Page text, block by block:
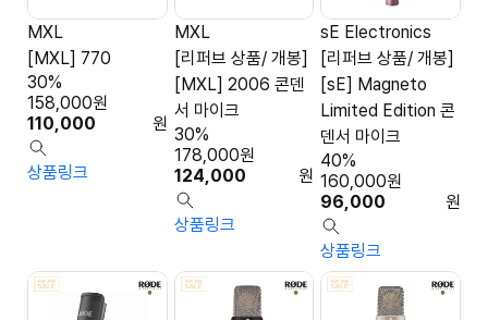
MXL
[MXL] 770
110,000 원
158,000원
30%
상품링크
MXL
[리퍼브 상품/ 개봉]
[MXL] 2006 콘덴
서 마이크
124,000 원
178,000원
30%
상품링크
sE Electronics
[리퍼브 상품/ 개봉]
[sE] Magneto
Limited Edition 콘
덴서 마이크
96,000 원
160,000원
40%
상품링크